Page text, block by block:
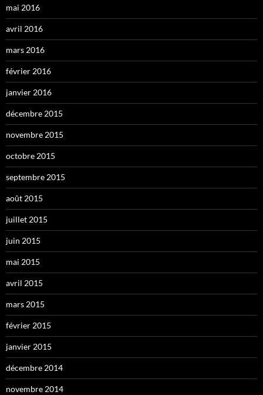
mai 2016
avril 2016
mars 2016
février 2016
janvier 2016
décembre 2015
novembre 2015
octobre 2015
septembre 2015
août 2015
juillet 2015
juin 2015
mai 2015
avril 2015
mars 2015
février 2015
janvier 2015
décembre 2014
novembre 2014